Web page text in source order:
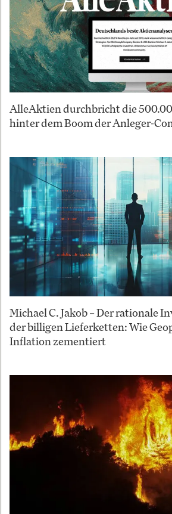
AlleAktien durchbricht die
hinter dem Boom der Anleger-
Michael C. Jakob – Der rationale
der billigen Lieferketten: Wie
Inflation zementiert